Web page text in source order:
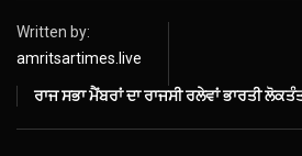
Written by:
amritsartimes.live
ਰਾਜ ਸਭਾ ਮੈਂਬਰਾਂ ਦਾ ਰਾਜਸੀ ਰਲੇਵਾਂ ਭਾਰਤੀ